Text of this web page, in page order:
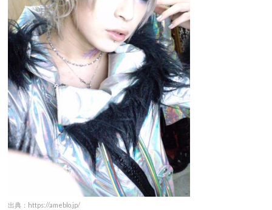
出典：https://ameblo.jp/